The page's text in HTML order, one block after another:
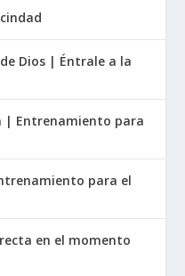
Dios | Éntrale a la
| Entrenamiento para
para el
en el momento